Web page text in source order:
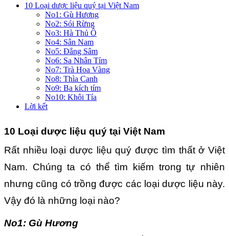
10 Loại dược liệu quý tại Việt Nam
No1: Gù Hương
No2: Sói Rừng
No3: Hà Thủ Ô
No4: Sân Nam
No5: Đẳng Sâm
No6: Sa Nhân Tím
No7: Trà Hoa Vàng
No8: Thìa Canh
No9: Ba kích tím
No10: Khôi Tía
Lời kết
10 Loại dược liệu quý tại Việt Nam
Rất nhiều loại dược liệu quý được tìm thất ở Việt
Nam. Chúng ta có thể tìm kiếm trong tự nhiên
nhưng cũng có trồng được các loại dược liệu này.
Vậy đó là những loại nào?
No1: Gù Hương